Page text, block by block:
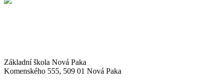
Základní škola Nová Paka
Komenského 555, 509 01 Nová Paka